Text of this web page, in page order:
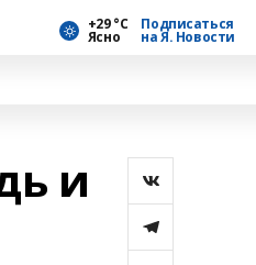
+29 °С
Ясно
Подписаться
на Я. Новости
и